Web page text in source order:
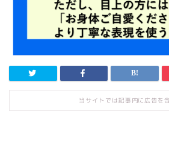
当サイトでは記事内に広告を